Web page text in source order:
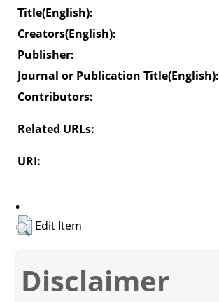
Title(English):
Creators(English):
Publisher:
Journal or Publication Title(English):
Contributors:
Related URLs:
URI:
.
Edit Item
Disclaimer